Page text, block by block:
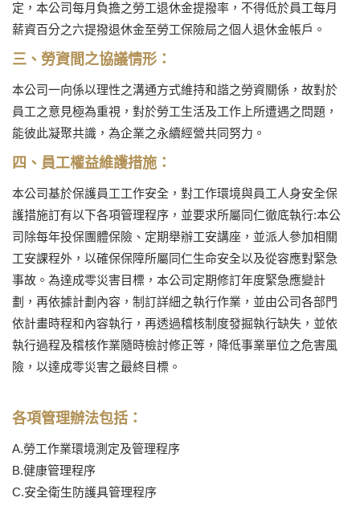
定，本公司每月負擔之勞工退休金提撥率，不得低於員工每月
薪資百分之六提撥退休金至勞工保險局之個人退休金帳戶。
三、勞資間之協議情形：
本公司一向係以理性之溝通方式維持和諧之勞資關係，故對於
員工之意見極為重視，對於勞工生活及工作上所遭遇之問題，
能彼此凝聚共識，為企業之永續經營共同努力。
四、員工權益維護措施：
本公司基於保護員工工作安全，對工作環境與員工人身安全保
護措施訂有以下各項管理程序，並要求所屬同仁徹底執行:本公
司除每年投保團體保險、定期舉辦工安講座，並派人參加相關
工安課程外，以確保保障所屬同仁生命安全以及從容應對緊急
事故。為達成零災害目標，本公司定期修訂年度緊急應變計
劃，再依據計劃內容，制訂詳細之執行作業，並由公司各部門
依計畫時程和內容執行，再透過稽核制度發掘執行缺失，並依
執行過程及稽核作業隨時檢討修正等，降低事業單位之危害風
險，以達成零災害之最終目標。
各項管理辦法包括：
A.勞工作業環境測定及管理程序
B.健康管理程序
C.安全衛生防護具管理程序